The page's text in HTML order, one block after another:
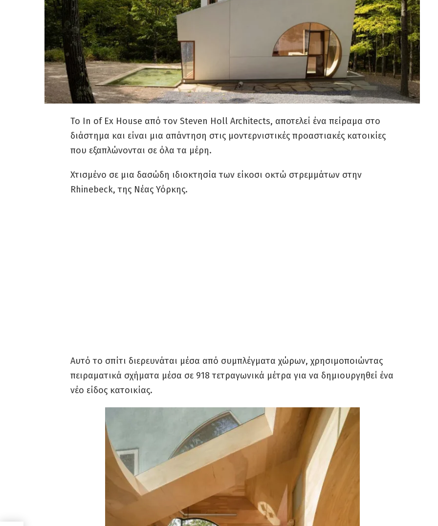
Το In of Ex House από τον Steven Holl Architects, αποτελεί ένα πείραμα στο
διάστημα και είναι μια απάντηση στις μοντερνιστικές προαστιακές κατοικίες
που εξαπλώνονται σε όλα τα μέρη.
Χτισμένο σε μια δασώδη ιδιοκτησία των είκοσι οκτώ στρεμμάτων στην
Rhinebeck, της Νέας Υόρκης.
Αυτό το σπίτι διερευνάται μέσα από συμπλέγματα χώρων, χρησιμοποιώντας
πειραματικά σχήματα μέσα σε 918 τετραγωνικά μέτρα για να δημιουργηθεί ένα
νέο είδος κατοικίας.